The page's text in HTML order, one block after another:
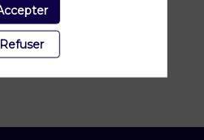
startups en phase
domaines Fintech,
Regtech, Legaltech,
Refuser